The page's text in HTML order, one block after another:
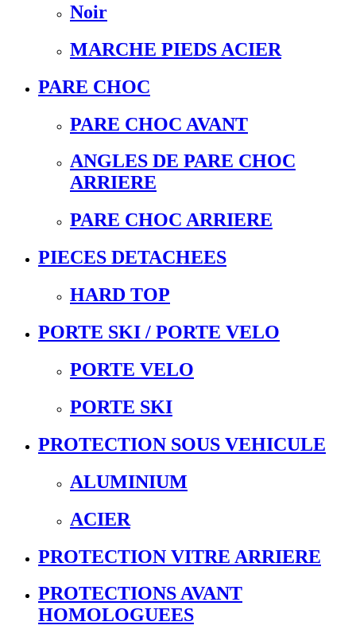
Noir
MARCHE PIEDS ACIER
PARE CHOC
PARE CHOC AVANT
ANGLES DE PARE CHOC
ARRIERE
PARE CHOC ARRIERE
PIECES DETACHEES
HARD TOP
PORTE SKI / PORTE VELO
PORTE VELO
PORTE SKI
PROTECTION SOUS VEHICULE
ALUMINIUM
ACIER
PROTECTION VITRE ARRIERE
PROTECTIONS AVANT
HOMOLOGUEES